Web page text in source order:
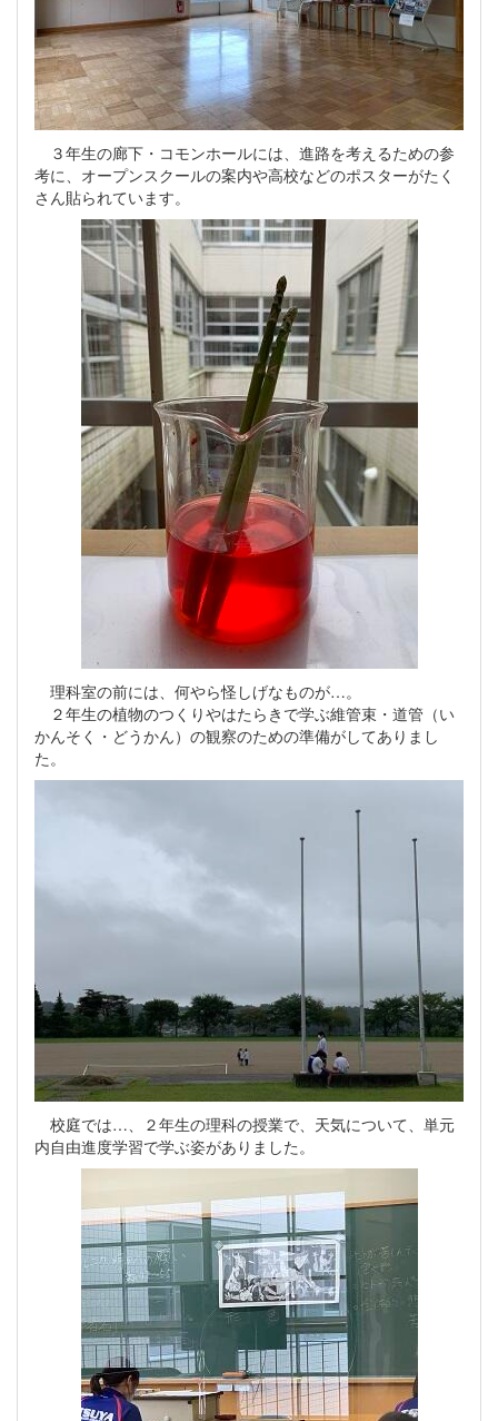
３年生の廊下・コモンホールには、進路を考えるための参
考に、オープンスクールの案内や高校などのポスターがたく
さん貼られています。
理科室の前には、何やら怪しげなものが…。
２年生の植物のつくりやはたらきで学ぶ維管束・道管（い
かんそく・どうかん）の観察のための準備がしてありまし
た。
校庭では…、２年生の理科の授業で、天気について、単元
内自由進度学習で学ぶ姿がありました。